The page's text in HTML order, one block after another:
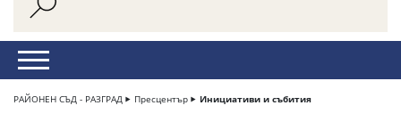
РАЙОНЕН СЪД - РАЗГРАД Пресцентър Инициативи и събития